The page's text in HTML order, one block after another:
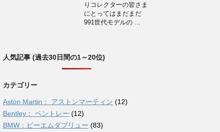
りコレクターの皆さま
にとってはまだまだ
991世代モデルの ...
人気記事 (過去30日間の1～20位)
カテゴリー
Aston Martin： アストンマーティン (12)
Bentley： ベントレー (12)
BMW：ビーエムダブリュー (83)